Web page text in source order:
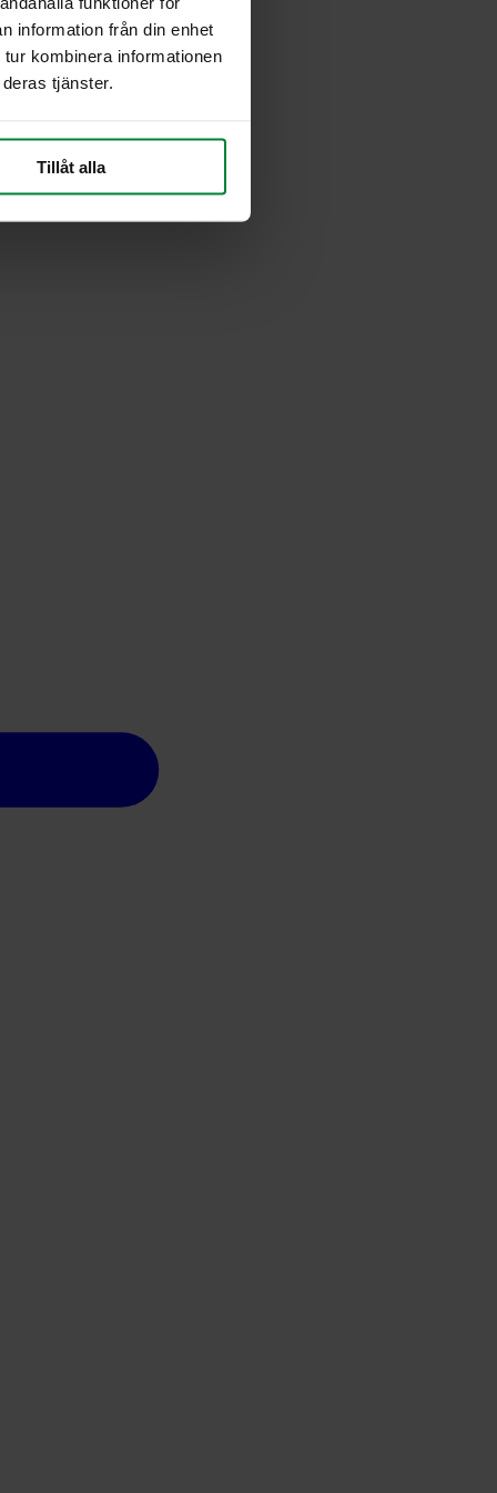
information från din enhet
kombinera informationen
tjänster.
Tillåt alla